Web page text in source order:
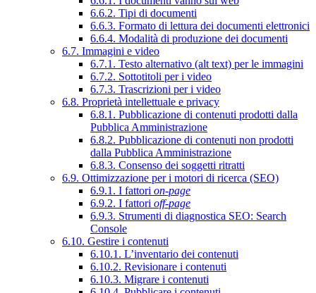
6.6.2. Tipi di documenti
6.6.3. Formato di lettura dei documenti elettronici
6.6.4. Modalità di produzione dei documenti
6.7. Immagini e video
6.7.1. Testo alternativo (alt text) per le immagini
6.7.2. Sottotitoli per i video
6.7.3. Trascrizioni per i video
6.8. Proprietà intellettuale e privacy
6.8.1. Pubblicazione di contenuti prodotti dalla
Pubblica Amministrazione
6.8.2. Pubblicazione di contenuti non prodotti
dalla Pubblica Amministrazione
6.8.3. Consenso dei soggetti ritratti
6.9. Ottimizzazione per i motori di ricerca (SEO)
6.9.1. I fattori on-page
6.9.2. I fattori off-page
6.9.3. Strumenti di diagnostica SEO: Search
Console
6.10. Gestire i contenuti
6.10.1. L’inventario dei contenuti
6.10.2. Revisionare i contenuti
6.10.3. Migrare i contenuti